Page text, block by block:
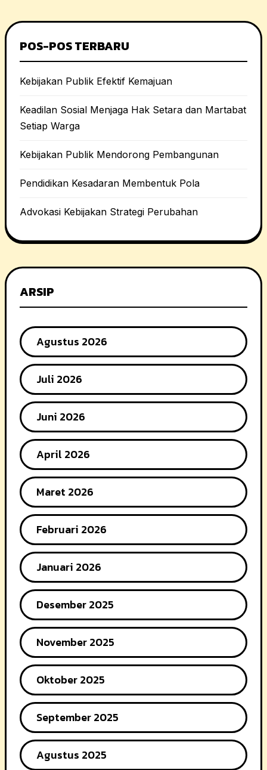
POS-POS TERBARU
Kebijakan Publik Efektif Kemajuan
Keadilan Sosial Menjaga Hak Setara dan Martabat
Setiap Warga
Kebijakan Publik Mendorong Pembangunan
Pendidikan Kesadaran Membentuk Pola
Advokasi Kebijakan Strategi Perubahan
ARSIP
Agustus 2026
Juli 2026
Juni 2026
April 2026
Maret 2026
Februari 2026
Januari 2026
Desember 2025
November 2025
Oktober 2025
September 2025
Agustus 2025